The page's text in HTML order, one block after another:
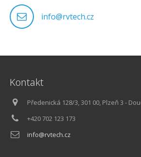
info@rvtech.cz
Kontakt
Předenická 128/3, 301 00, Plzeň 3 -
+420 702 123 173
info@rvtech.cz